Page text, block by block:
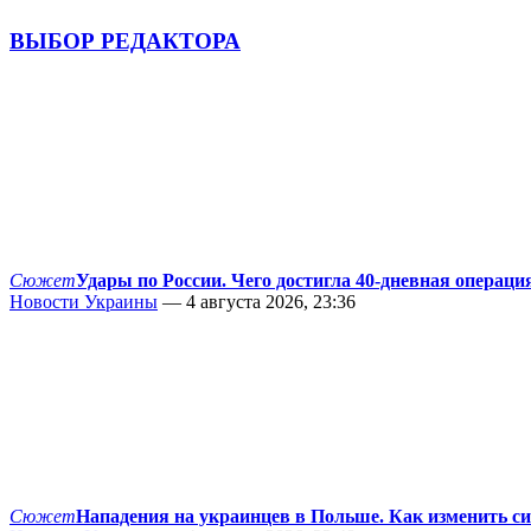
ВЫБОР РЕДАКТОРА
СюжетУдары по России. Чего достигла 40-дневная
Новости Украины — 4 августа 2026, 23:36
СюжетНападения на украинцев в Польше. Как изменить